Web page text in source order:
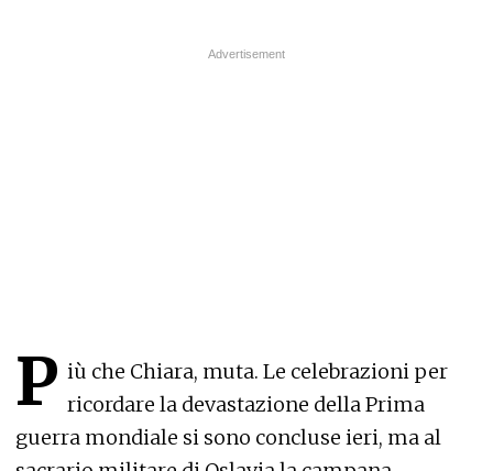
P iù che Chiara, muta. Le celebrazioni per
ricordare la devastazione della Prima
guerra mondiale si sono concluse ieri, ma al